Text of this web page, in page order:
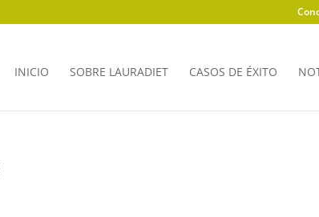
INICIO SOBRE LAURADIET CASOS DE ÉXITO